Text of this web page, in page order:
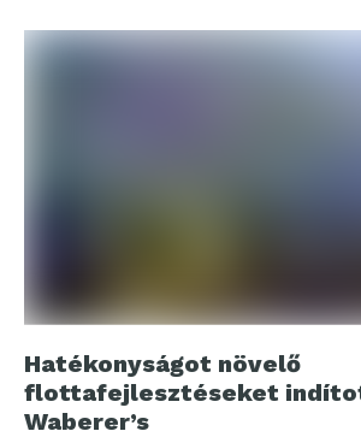
Hatékonyságot növelő
flottafejlesztéseket
Waberer’s